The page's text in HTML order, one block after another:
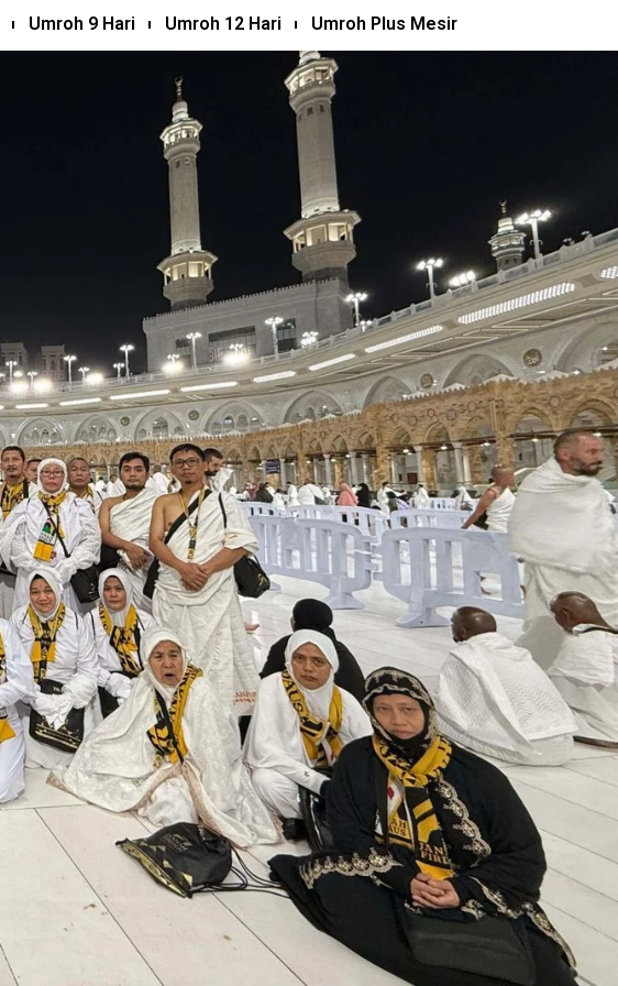
Umroh 9 Hari Umroh 12 Hari Umroh Plus Mesir